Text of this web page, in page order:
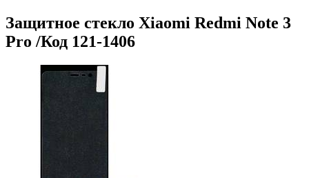
Защитное стекло Xiaomi Redmi Note 3
Pro /Код 121-1406